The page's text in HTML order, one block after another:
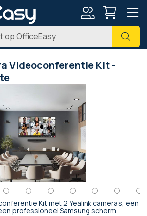
Zoek
Videoconferentie Kit -
Kit met 2 Yealink camera's, een
professioneel Samsung scherm.